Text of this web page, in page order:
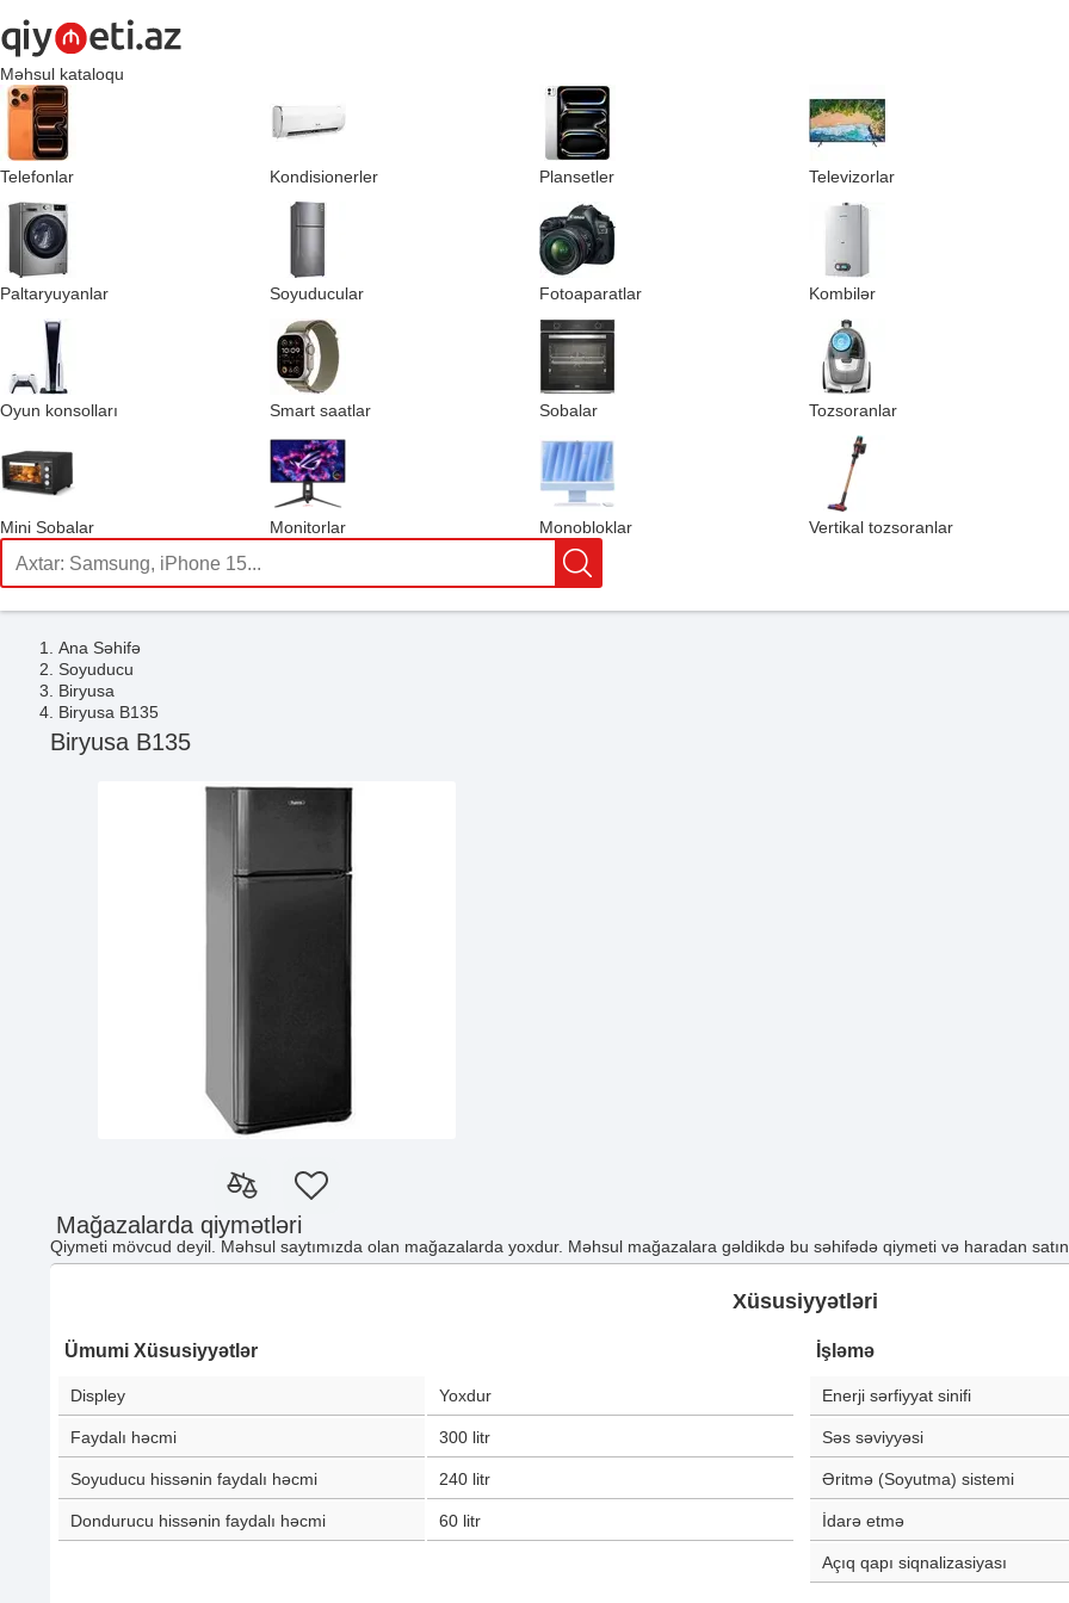
Məhsul kataloqu
Telefonlar Kondisionerler Plansetler Televizorlar
Paltaryuyanlar Soyuducular Fotoaparatlar Kombilər
Oyun konsolları Smart saatlar Sobalar Tozsoranlar
Mini Sobalar Monitorlar Monobloklar Vertikal tozsoranlar
Ana Səhifə
Soyuducu
Biryusa
Biryusa B135
Biryusa B135
Mağazalarda qiymətləri
Qiymeti mövcud deyil. Məhsul saytımızda olan mağazalarda yoxdur. Məhsul mağazalara gəldikdə bu səhifədə qiymeti və haradan
Xüsusiyyətləri
Ümumi Xüsusiyyətlər
Displey Yoxdur
Faydalı həcmi 300 litr
Soyuducu hissənin faydalı həcmi 240 litr
Dondurucu hissənin faydalı həcmi 60 litr
İşləmə
Enerji sərfiyyat sinifi
Səs səviyyəsi
Əritmə (Soyutma) sistemi
İdarə etmə
Açıq qapı siqnalizasiyası